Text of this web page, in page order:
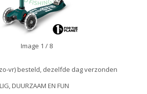
Image 1 / 8
vr) besteld, dezelfde dag verzonden
DUURZAAM EN FUN